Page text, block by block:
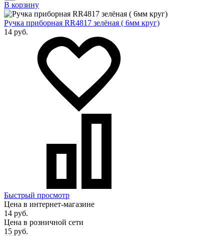
В корзину
Ручка приборная RR4817 зелёная ( 6мм круг)
14 руб.
Быстрый просмотр
Цена в интернет-магазине
14 руб.
Цена в розничной сети
15 руб.